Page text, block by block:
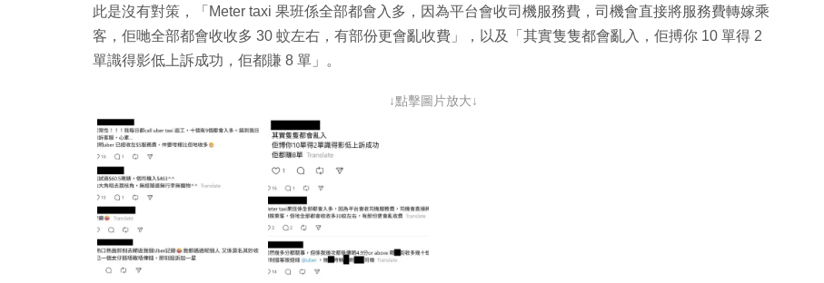
此是沒有對策，「Meter taxi 果班係全部都會入多，因為平台會收司機服務費，司機會直接將服務費轉嫁乘
客，佢哋全部都會收收多 30 蚊左右，有部份更會亂收費」，以及「其實隻隻都會亂入， 佢搏你 10 單得 2
單識得影低上訴成功，佢都賺 8 單」。
↓點擊圖片放大↓